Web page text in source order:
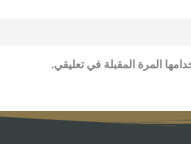
المرة المقبلة في تعليقي.